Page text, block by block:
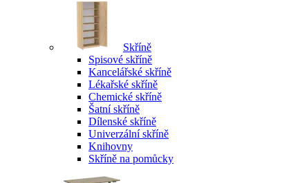
Skříně
Spisové skříně
Kancelářské skříně
Lékařské skříně
Chemické skříně
Šatní skříně
Dílenské skříně
Univerzální skříně
Knihovny
Skříně na pomůcky